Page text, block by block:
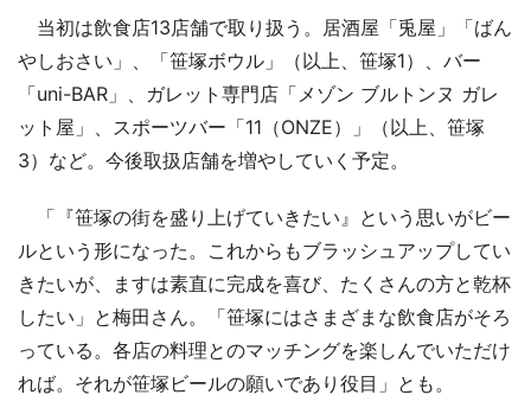
当初は飲食店13店舗で取り扱う。居酒屋「兎屋」「ばん
やしおさい」、「笹塚ボウル」（以上、笹塚1）、バー
「uni-BAR」、ガレット専門店「メゾン ブルトンヌ ガレ
ット屋」、スポーツバー「11（ONZE）」（以上、笹塚
3）など。今後取扱店舗を増やしていく予定。
「『笹塚の街を盛り上げていきたい』という思いがビー
ルという形になった。これからもブラッシュアップしてい
きたいが、ますは素直に完成を喜び、たくさんの方と乾杯
したい」と梅田さん。「笹塚にはさまざまな飲食店がそろ
っている。各店の料理とのマッチングを楽しんでいただけ
れば。それが笹塚ビールの願いであり役目」とも。